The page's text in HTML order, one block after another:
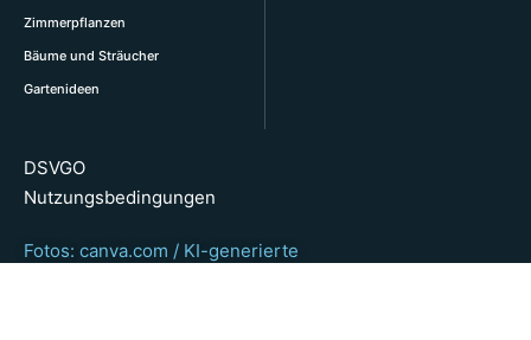
Zimmerpflanzen
Bäume und Sträucher
Gartenideen
DSVGO
Nutzungsbedingungen
Fotos: canva.com / KI-generierte